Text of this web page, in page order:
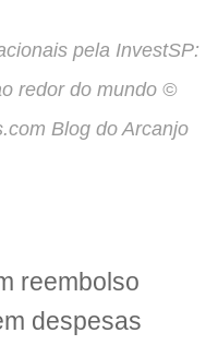
pela InvestSP:
redor do mundo ©
Blog do Arcanjo
reembolso
despesas